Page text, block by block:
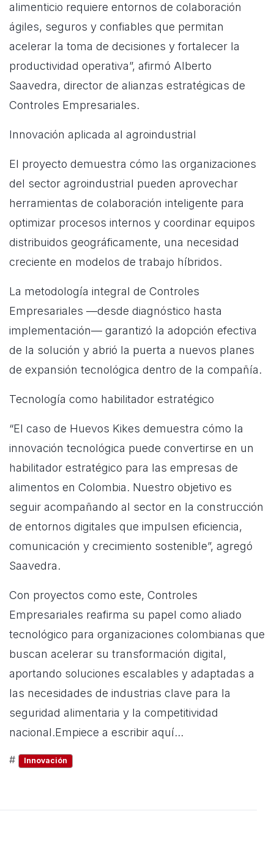
alimenticio requiere entornos de colaboración
ágiles, seguros y confiables que permitan
acelerar la toma de decisiones y fortalecer la
productividad operativa”, afirmó Alberto
Saavedra, director de alianzas estratégicas de
Controles Empresariales.
Innovación aplicada al agroindustrial
El proyecto demuestra cómo las organizaciones
del sector agroindustrial pueden aprovechar
herramientas de colaboración inteligente para
optimizar procesos internos y coordinar equipos
distribuidos geográficamente, una necesidad
creciente en modelos de trabajo híbridos.
La metodología integral de Controles
Empresariales —desde diagnóstico hasta
implementación— garantizó la adopción efectiva
de la solución y abrió la puerta a nuevos planes
de expansión tecnológica dentro de la compañía.
Tecnología como habilitador estratégico
“El caso de Huevos Kikes demuestra cómo la
innovación tecnológica puede convertirse en un
habilitador estratégico para las empresas de
alimentos en Colombia. Nuestro objetivo es
seguir acompañando al sector en la construcción
de entornos digitales que impulsen eficiencia,
comunicación y crecimiento sostenible”, agregó
Saavedra.
Con proyectos como este, Controles
Empresariales reafirma su papel como aliado
tecnológico para organizaciones colombianas que
buscan acelerar su transformación digital,
aportando soluciones escalables y adaptadas a
las necesidades de industrias clave para la
seguridad alimentaria y la competitividad
nacional.Empiece a escribir aquí...
# Innovación